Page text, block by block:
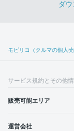
モビリコ（クルマの個人売
サービス規約とその他
販売可能エリア
運営会社